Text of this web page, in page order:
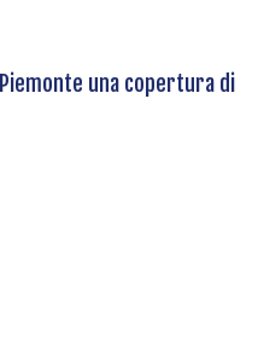
una copertura di